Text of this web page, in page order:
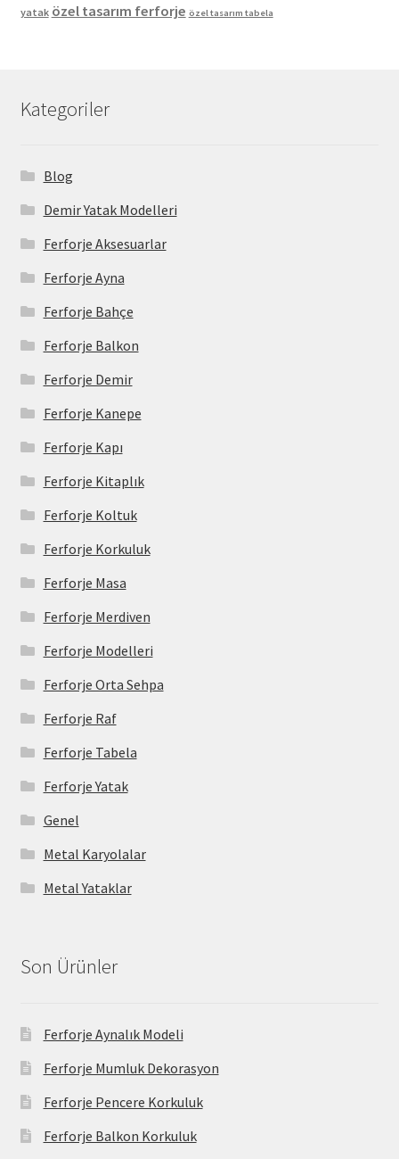
yatak özel tasarım ferforje özel tasarım tabela
Kategoriler
Blog
Demir Yatak Modelleri
Ferforje Aksesuarlar
Ferforje Ayna
Ferforje Bahçe
Ferforje Balkon
Ferforje Demir
Ferforje Kanepe
Ferforje Kapı
Ferforje Kitaplık
Ferforje Koltuk
Ferforje Korkuluk
Ferforje Masa
Ferforje Merdiven
Ferforje Modelleri
Ferforje Orta Sehpa
Ferforje Raf
Ferforje Tabela
Ferforje Yatak
Genel
Metal Karyolalar
Metal Yataklar
Son Ürünler
Ferforje Aynalık Modeli
Ferforje Mumluk Dekorasyon
Ferforje Pencere Korkuluk
Ferforje Balkon Korkuluk